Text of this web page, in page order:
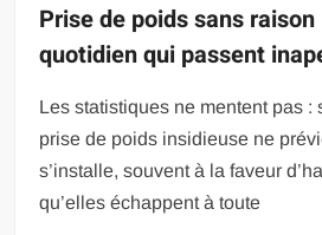
Prise de poids sans
quotidien qui passent
Les statistiques ne mentent pas :
prise de poids insidieuse ne
s’installe, souvent à la faveur
qu’elles échappent à toute